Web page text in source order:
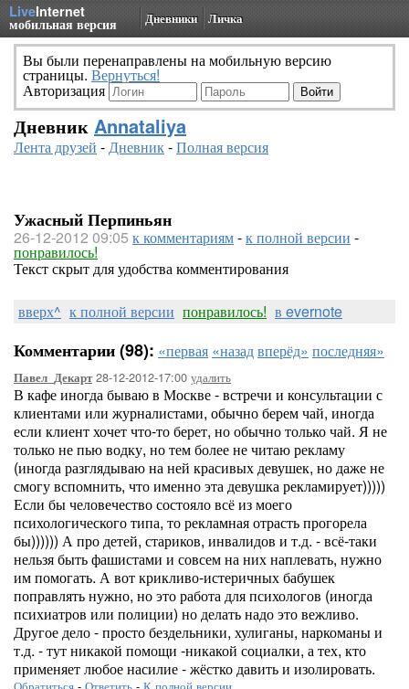
LiveInternet
мобильная версия Дневники Личка
Вы были перенаправлены на мобильную версию
страницы. Вернуться!
Авторизация
Дневник Annataliya
Лента друзей -Дневник-Полная версия
Ужасный Перпиньян
26-12-2012 09:05 к комментариям-к полной версии -
понравилось!
Текст скрыт для удобства комментирования
вверх^ к полной версии понравилось! в evernote
Комментарии (98): «первая «назадвперёд» последняя»
Павел_Декарт28-12-2012-17:00 удалить
В кафе иногда бываю в Москве - встречи и консультации с
клиентами или журналистами, обычно берем чай, иногда
если клиент хочет что-то берет, но обычно только чай. Я не
только не пью водку, но тем более не читаю рекламу
(иногда разглядываю на ней красивых девушек, но даже не
смогу вспомнить, что именно эта девушка рекламирует)))))
Если бы человечество состояло всё из моего
психологического типа, то рекламная отрасть прогорела
бы)))))) А про детей, стариков, инвалидов и т.д. - всё-таки
нельзя быть фашистами и совсем на них наплевать, нужно
им помогать. А вот крикливо-истеричных бабушек
поправлять нужно, но это работа для психологов (иногда
психиатров или полиции) но делать надо это вежливо.
Другое дело - просто бездельники, хулиганы, наркоманы и
т.д. - тут никакой помощи -никакой социалки, а тех, кто
применяет любое насилие - жёстко давить и изолировать.